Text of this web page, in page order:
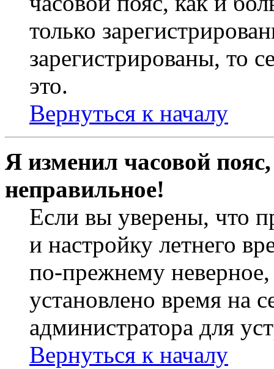
только
зарегистрированы, то
это.
Вернуться к началу
Я изменил часовой
неправильное!
Если вы уверены, что
и настройку летнего
по-прежнему неверное,
установлено время на
администратора для
Вернуться к началу